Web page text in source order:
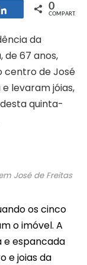
Compartilhar
0
COMPART.
da
de 67 anos,
centro de José
levaram jóias,
quinta-
José de Freitas
os cinco
o imóvel. A
e espancada
e joias da